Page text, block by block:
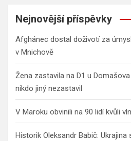
Nejnovější příspěvky
Afghánec dostal doživotí za
v Mnichově
Žena zastavila na D1 u
nikdo jiný nezastavil
V Maroku obvinili na 90 lidí kvůli
Historik Oleksandr Babič: